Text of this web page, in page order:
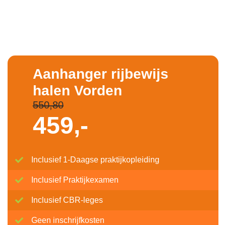
Aanhanger rijbewijs
halen Vorden
550,80
459,-
Inclusief 1-Daagse praktijkopleiding
Inclusief Praktijkexamen
Inclusief CBR-leges
Geen inschrijfkosten